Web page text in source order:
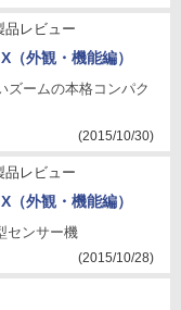
品レビュー
外観・機能編）
ズームの本格コンパク
(2015/10/30)
品レビュー
外観・機能編）
センサー機
(2015/10/28)